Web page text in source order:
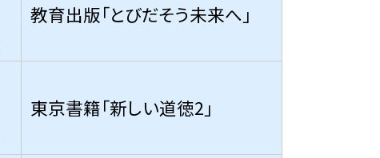
教育出版「とびだそう未来へ」
東京書籍「新しい道徳2」